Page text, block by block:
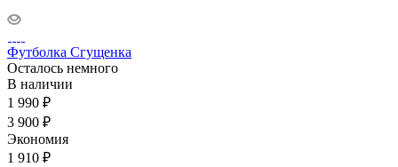
Футболка Сгущенка
Осталось немного
В наличии
1 990 ₽
3 900 ₽
Экономия
1 910 ₽